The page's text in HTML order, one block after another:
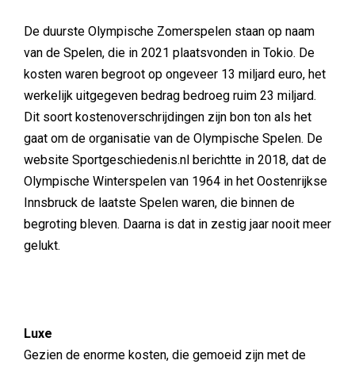
De duurste Olympische Zomerspelen staan op naam
van de Spelen, die in 2021 plaatsvonden in Tokio. De
kosten waren begroot op ongeveer 13 miljard euro, het
werkelijk uitgegeven bedrag bedroeg ruim 23 miljard.
Dit soort kostenoverschrijdingen zijn bon ton als het
gaat om de organisatie van de Olympische Spelen. De
website Sportgeschiedenis.nl berichtte in 2018, dat de
Olympische Winterspelen van 1964 in het Oostenrijkse
Innsbruck de laatste Spelen waren, die binnen de
begroting bleven. Daarna is dat in zestig jaar nooit meer
gelukt.
Luxe
Gezien de enorme kosten, die gemoeid zijn met de